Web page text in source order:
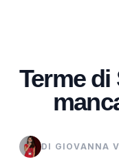
Terme
DI GIOVANNA